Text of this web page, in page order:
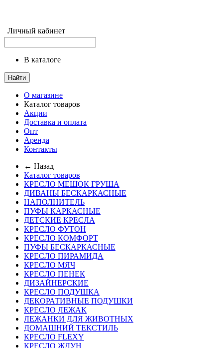
Личный кабинет
в каталоге
Найти
О магазине
Каталог товаров
Акции
Доставка и оплата
Опт
Аренда
Контакты
← Назад
Каталог товаров
КРЕСЛО МЕШОК ГРУША
ДИВАНЫ БЕСКАРКАСНЫЕ
НАПОЛНИТЕЛЬ
ПУФЫ КАРКАСНЫЕ
ДЕТСКИЕ КРЕСЛА
КРЕСЛО ФУТОН
КРЕСЛО КОМФОРТ
ПУФЫ БЕСКАРКАСНЫЕ
КРЕСЛО ПИРАМИДА
КРЕСЛО МЯЧ
КРЕСЛО ПЕНЕК
ДИЗАЙНЕРСКИЕ
КРЕСЛО ПОДУШКА
ДЕКОРАТИВНЫЕ ПОДУШКИ
КРЕСЛО ЛЕЖАК
ЛЕЖАНКИ ДЛЯ ЖИВОТНЫХ
ДОМАШНИЙ ТЕКСТИЛЬ
КРЕСЛО FLEXY
КРЕСЛО ЖДУН